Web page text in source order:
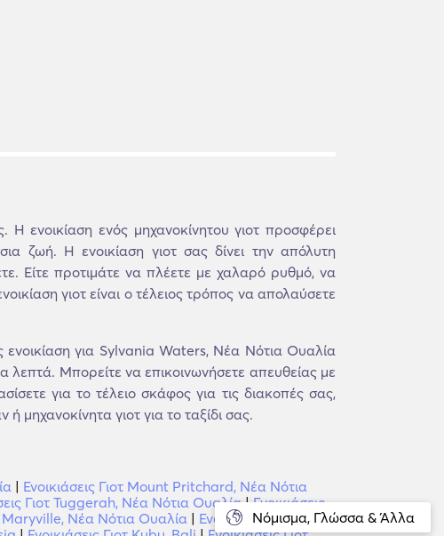
Νόμισμα, Γλώσσα & Άλλα
ενοικίαση ενός μηχανοκίνητου γιοτ προσφέρει
ζωή. Η ενοικίαση γιοτ σας δίνει την απόλυτη
Είτε προτιμάτε να πλέετε με χαλαρό ρυθμό, να
γιοτ είναι ο τέλειος τρόπος να απολαύσετε
για Sylvania Waters, Νέα Νότια Ουαλία
λεπτά. Μπορείτε να επικοινωνήσετε απευθείας με
για το τέλειο σκάφος για τις διακοπές σας,
μηχανοκίνητα γιοτ για το ταξίδι σας.
| Ενοικιάσεις Γιοτ Mount Pritchard, Νέα Νότια
Γιοτ Tuggerah, Νέα Νότια Ουαλία|Ενοικιάσεις
Maryville, Νέα Νότια Ουαλία | Ενοικιάσεις Γιοτ